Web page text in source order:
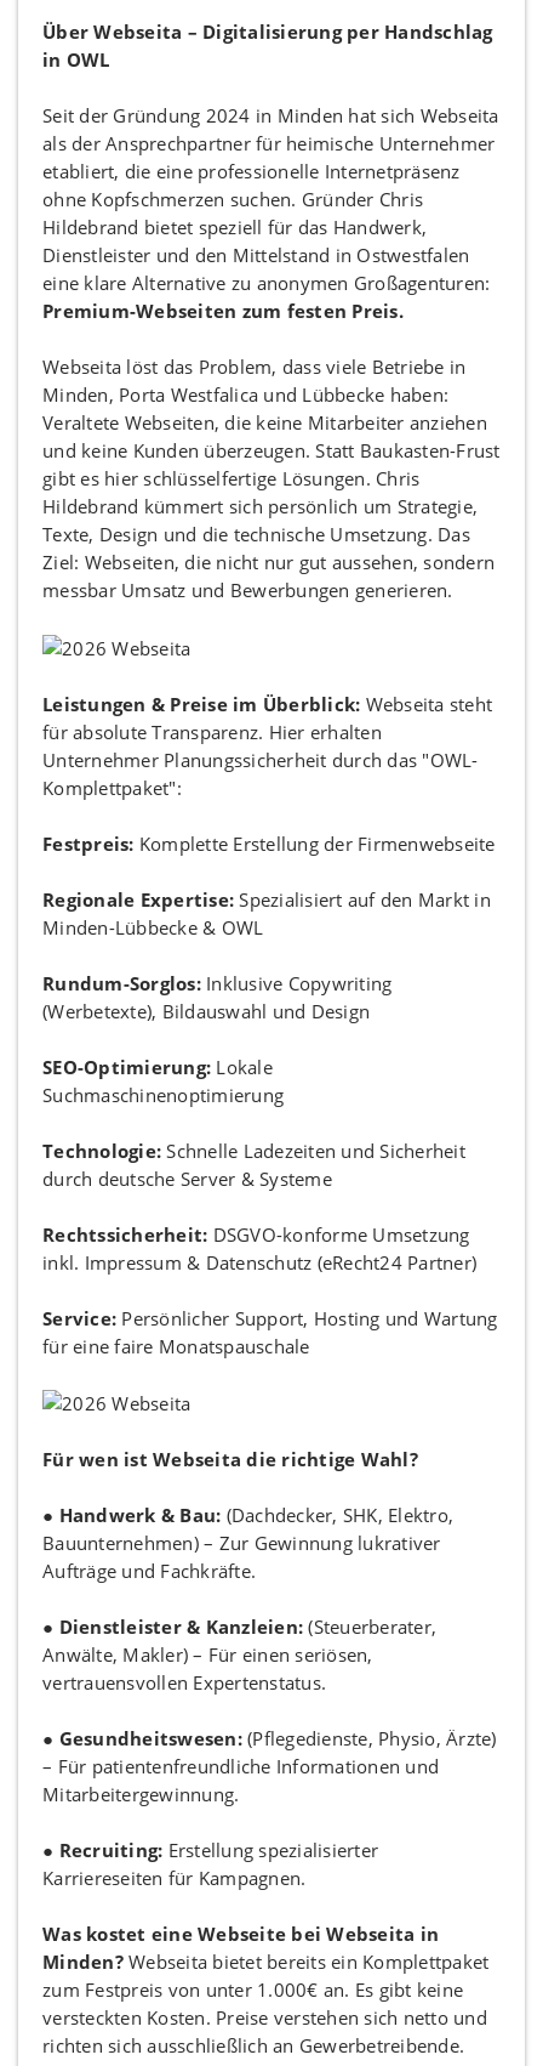
Über Webseita – Digitalisierung per Handschlag
in OWL
Seit der Gründung 2024 in Minden hat sich Webseita
als der Ansprechpartner für heimische Unternehmer
etabliert, die eine professionelle Internetpräsenz
ohne Kopfschmerzen suchen. Gründer Chris
Hildebrand bietet speziell für das Handwerk,
Dienstleister und den Mittelstand in Ostwestfalen
eine klare Alternative zu anonymen Großagenturen:
Premium-Webseiten zum festen Preis.
Webseita löst das Problem, dass viele Betriebe in
Minden, Porta Westfalica und Lübbecke haben:
Veraltete Webseiten, die keine Mitarbeiter anziehen
und keine Kunden überzeugen. Statt Baukasten-Frust
gibt es hier schlüsselfertige Lösungen. Chris
Hildebrand kümmert sich persönlich um Strategie,
Texte, Design und die technische Umsetzung. Das
Ziel: Webseiten, die nicht nur gut aussehen, sondern
messbar Umsatz und Bewerbungen generieren.
Leistungen & Preise im Überblick: Webseita steht
für absolute Transparenz. Hier erhalten
Unternehmer Planungssicherheit durch das "OWL-
Komplettpaket":
Festpreis: Komplette Erstellung der Firmenwebseite
Regionale Expertise: Spezialisiert auf den Markt in
Minden-Lübbecke & OWL
Rundum-Sorglos:Inklusive Copywriting
(Werbetexte), Bildauswahl und Design
SEO-Optimierung: Lokale
Suchmaschinenoptimierung
Technologie: Schnelle Ladezeiten und Sicherheit
durch deutsche Server & Systeme
Rechtssicherheit: DSGVO-konforme Umsetzung
inkl. Impressum & Datenschutz (eRecht24 Partner)
Service: Persönlicher Support, Hosting und Wartung
für eine faire Monatspauschale
Für wen ist Webseita die richtige Wahl?
● Handwerk & Bau: (Dachdecker, SHK, Elektro,
Bauunternehmen) – Zur Gewinnung lukrativer
Aufträge und Fachkräfte.
● Dienstleister & Kanzleien: (Steuerberater,
Anwälte, Makler) – Für einen seriösen,
vertrauensvollen Expertenstatus.
● Gesundheitswesen:(Pflegedienste, Physio, Ärzte)
– Für patientenfreundliche Informationen und
Mitarbeitergewinnung.
● Recruiting: Erstellung spezialisierter
Karriereseiten für Kampagnen.
Was kostet eine Webseite bei Webseita in
Minden?Webseita bietet bereits ein Komplettpaket
zum Festpreis von unter 1.000€ an. Es gibt keine
versteckten Kosten. Preise verstehen sich netto und
richten sich ausschließlich an Gewerbetreibende.